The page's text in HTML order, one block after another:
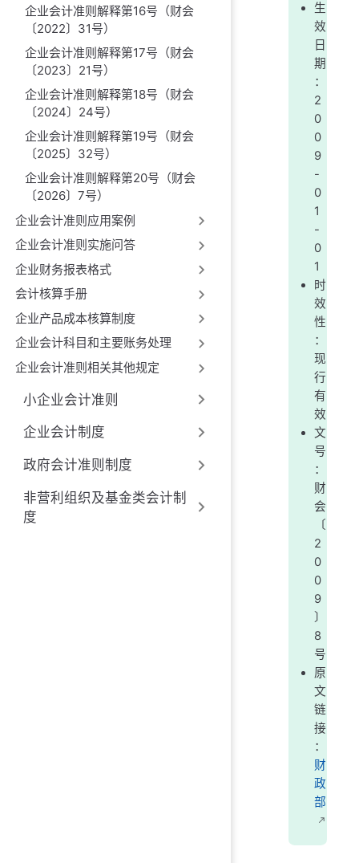
企业会计准则解释第16号（财会
〔2022〕31号）
企业会计准则解释第17号（财会
〔2023〕21号）
企业会计准则解释第18号（财会
〔2024〕24号）
企业会计准则解释第19号（财会
〔2025〕32号）
企业会计准则解释第20号（财会
〔2026〕7号）
企业会计准则应用案例
企业会计准则实施问答
企业财务报表格式
会计核算手册
企业产品成本核算制度
企业会计科目和主要账务处理
企业会计准则相关其他规定
小企业会计准则
企业会计制度
政府会计准则制度
非营利组织及基金类会计制
度
生
效
日
期
：
2
0
0
9
-
0
1
-
0
1
时
效
性
：
现
行
有
效
文
号
：
财
会
〔
2
0
0
9
〕
8
号
原
文
链
接
：
财
政
部